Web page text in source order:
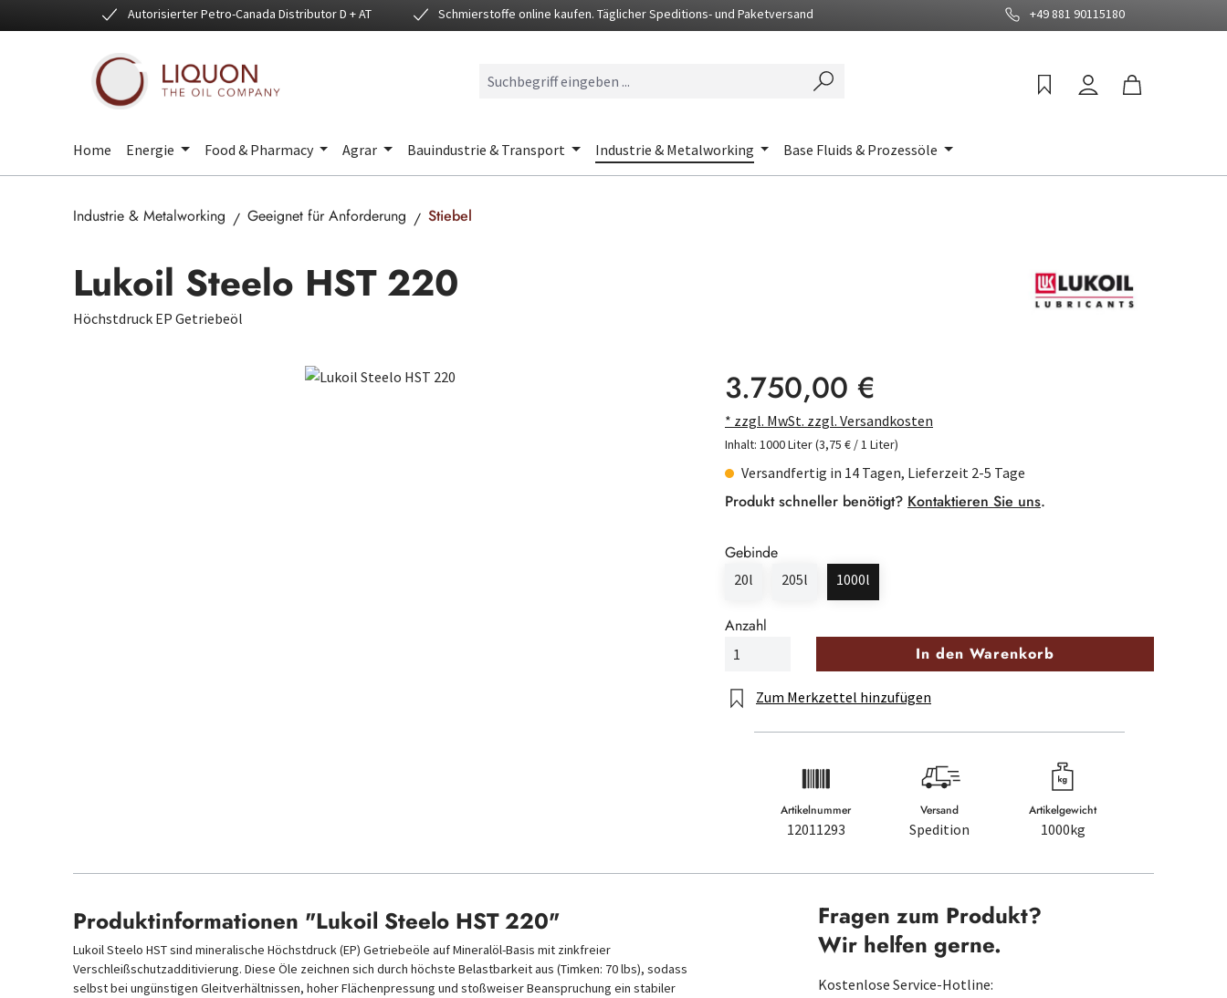
Hauptinhalt springen
Zur Suche springen
Zur Hauptnavigation springenAutorisierter Petro-Canada Distributor D + AT Schmierstoffe online kaufen. Täglicher Speditions- und Paketversand +49 881 90115180
Home Energie Food & Pharmacy Agrar Bauindustrie & Transport Industrie & Metalworking Base Fluids & Prozessöle
Industrie & Metalworking Geeignet für Anforderung Stiebel
Lukoil Steelo HST 220
Höchstdruck EP Getriebeöl
Regulärer Preis:
3.750,00 €
* zzgl. MwSt. zzgl. Versandkosten
Inhalt: 1000 Liter(3,75 € / 1 Liter)
Versandfertig in 14 Tagen, Lieferzeit 2-5 Tage
Produkt schneller benötigt? Kontaktieren Sie uns.
Gebinde
20l 205l 1000l
Anzahl
In den Warenkorb
Zum Merkzettel hinzufügen
Artikelnummer
12011293
Versand
Spedition
Artikelgewicht
1000kg
Produktinformationen "Lukoil Steelo HST 220"
Lukoil Steelo HST sind mineralische Höchstdruck (EP) Getriebeöle auf Mineralöl-Basis mit zinkfreier
Verschleißschutzadditivierung. Diese Öle zeichnen sich durch höchste Belastbarkeit aus (Timken: 70 lbs), sodass
selbst bei ungünstigen Gleitverhältnissen, hoher Flächenpressung und stoßweiser Beanspruchung ein stabiler
Fragen zum Produkt?
Wir helfen gerne.
Kostenlose Service-Hotline: